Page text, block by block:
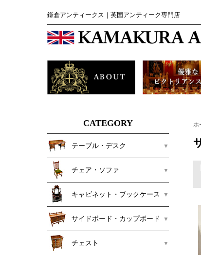
鎌倉アンティークス｜英国アンティーク専門店
CATEGORY
テーブル・デスク
チェア・ソファ
キャビネット・ブックケース
サイドボード・カップボード
チェスト
ホ